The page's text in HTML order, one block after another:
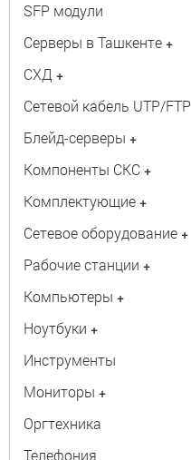
SFP модули
Серверы в Ташкенте +
СХД +
Сетевой кабель UTP/FTP
Блейд-серверы +
Компоненты СКС +
Комплектующие +
Сетевое оборудование +
Рабочие станции +
Компьютеры +
Ноутбуки +
Инструменты
Мониторы +
Оргтехника
Телефония